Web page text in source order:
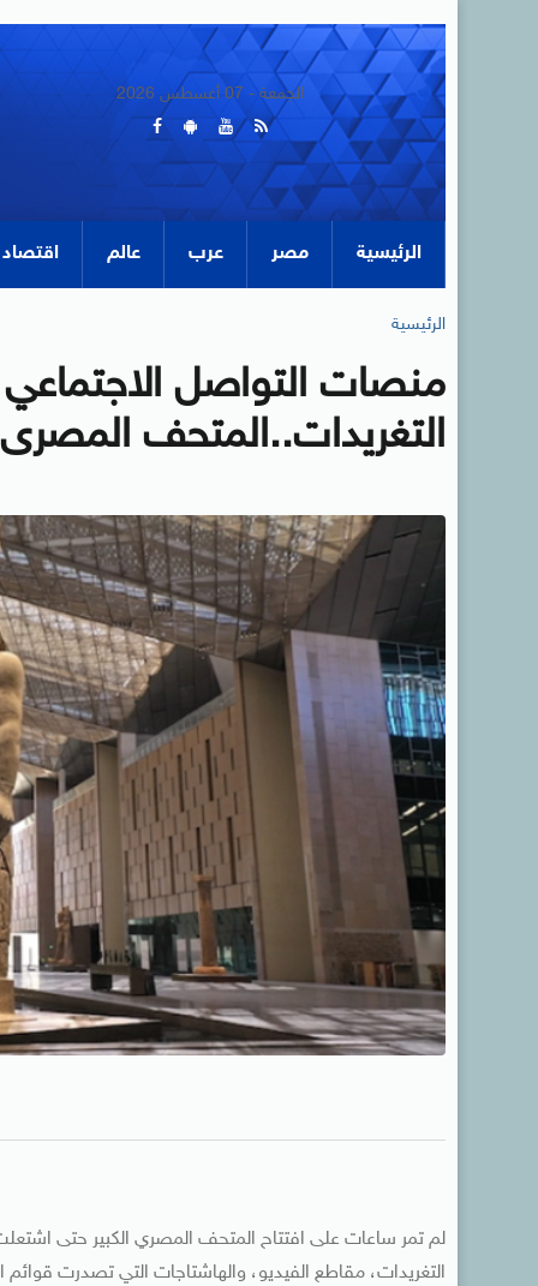
الجمعة - 07 أغسطس 2026
الرئيسية مصر عرب عالم اقتصاد
الرئيسية
منصات التواصل
التغريدات..المتحف المصرى
لم تمر ساعات على افتتاح المتحف المصري الكبير حتى
التغريدات، مقاطع الفيديو، والهاشتاجات التي تصدرت